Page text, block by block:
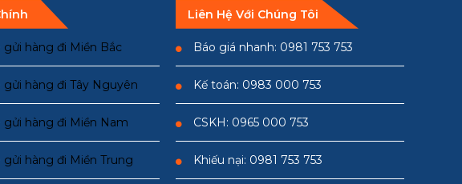
gửi hàng đi Miền Bắc
gửi hàng đi Tây Nguyên
gửi hàng đi Miền Nam
gửi hàng đi Miền Trung
Liên Hệ Với Chúng Tôi
Báo giá nhanh: 0981 753 753
Kế toán: 0983 000 753
CSKH: 0965 000 753
Khiếu nại: 0981 753 753